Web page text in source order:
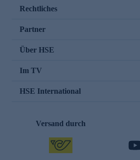
Rechtliches
Partner
Über HSE
Im TV
HSE International
Versand durch